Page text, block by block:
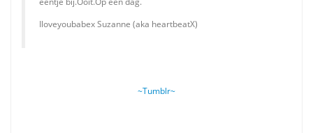
Iloveyoubabex Suzanne (aka heartbeatX)
~Tumblr~